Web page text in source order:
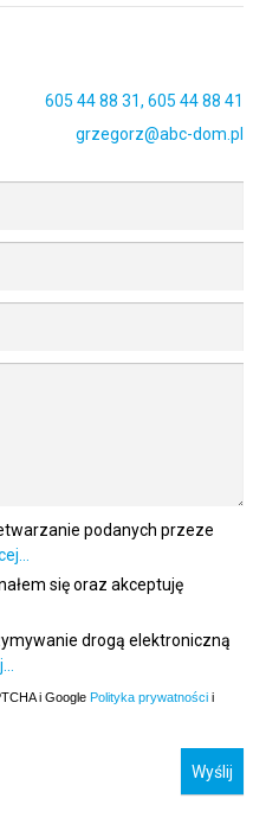
605 44 88 31, 605 44 88 41
grzegorz@abc-dom.pl
podanych przeze
się oraz akceptuję
drogą elektroniczną
i Google Polityka prywatności i
Wyślij